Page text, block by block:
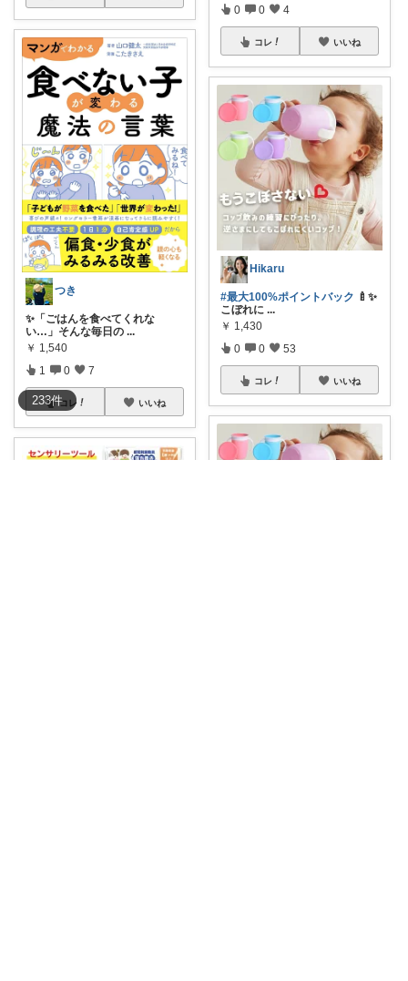
233件
つき
✨「ごはんを食べてくれな
い…」そんな毎日の ...
￥ 1,540
1 0 7
コレ いいね
0 0 4
コレ いいね
Hikaru
#最大100%ポイントバック 🍼✨
こぼれに ...
￥ 1,430
0 0 53
コレ いいね